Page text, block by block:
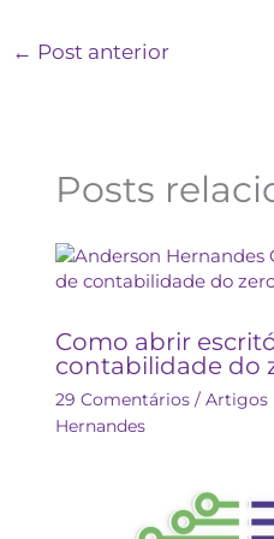
← Post anterior
Posts
Como abrir
contabilidade do
29 Comentários / Artigos
Hernandes